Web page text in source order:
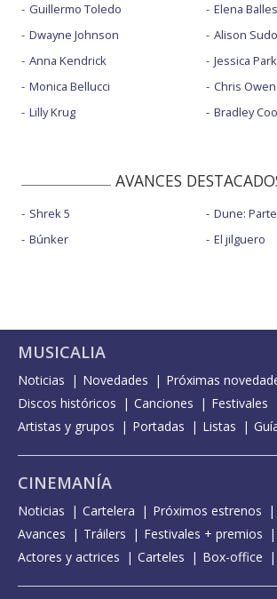
Guillermo Toledo
Dwayne Johnson
Anna Kendrick
Monica Bellucci
Lilly Krug
Elena
Alison
Jessica
Chris Owen
Bradley
AVANCES
Shrek 5
Búnker
Dune:
El jilguero
MUSICALIA
Noticias Novedades
Próximas
Discos históricos
Canciones Festivales
Artistas y grupos
Portadas Listas
CINEMANÍA
Noticias Cartelera Próximos estrenos
Avances
Tráilers
Festivales + premios
Actores y actrices
Carteles Box-office